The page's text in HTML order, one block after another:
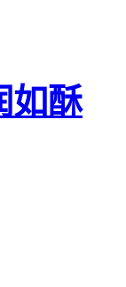
如酥